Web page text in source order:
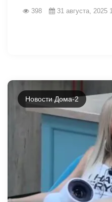
398 31 августа, 2025
Новости Дома-2